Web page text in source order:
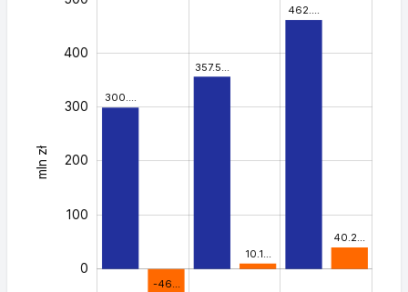
300.…
357.5…
462.…
-46…
10.1…
40.2…
mln zł 400
0
100
200
300
400